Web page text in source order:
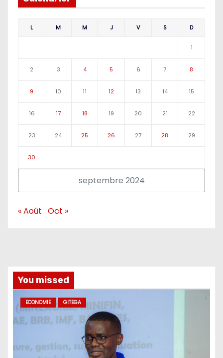
septembre 2024
L M M J V S D
1
2 3 4 5 6 7 8
9 10 11 12 13 14 15
16 17 18 19 20 21 22
23 24 25 26 27 28 29
30
« Août Oct »
You missed
ECONOMIE GITEGA